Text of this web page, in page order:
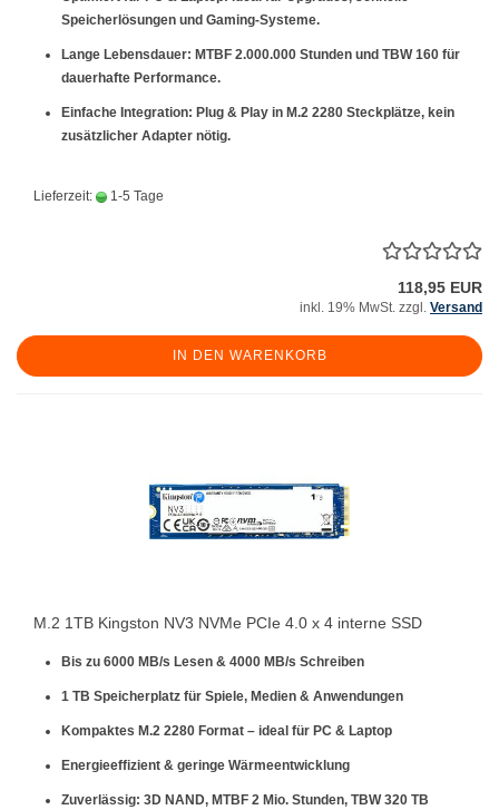
Speicherlösungen und Gaming-Systeme.
Lange Lebensdauer: MTBF 2.000.000 Stunden und TBW 160 für
dauerhafte Performance.
Einfache Integration: Plug & Play in M.2 2280 Steckplätze, kein
zusätzlicher Adapter nötig.
Lieferzeit: 1-5 Tage
118,95 EUR
inkl. 19% MwSt. zzgl. Versand
IN DEN WARENKORB
M.2 1TB Kingston NV3 NVMe PCIe 4.0 x 4 interne SSD
Bis zu 6000 MB/s Lesen & 4000 MB/s Schreiben
1 TB Speicherplatz für Spiele, Medien & Anwendungen
Kompaktes M.2 2280 Format – ideal für PC & Laptop
Energieeffizient & geringe Wärmeentwicklung
Zuverlässig: 3D NAND, MTBF 2 Mio. Stunden, TBW 320 TB